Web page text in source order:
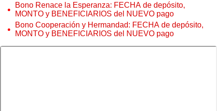
Bono Renace la Esperanza: FECHA de depósito,
MONTO y BENEFICIARIOS del NUEVO pago
Bono Cooperación y Hermandad: FECHA de depósito,
MONTO y BENEFICIARIOS del NUEVO pago